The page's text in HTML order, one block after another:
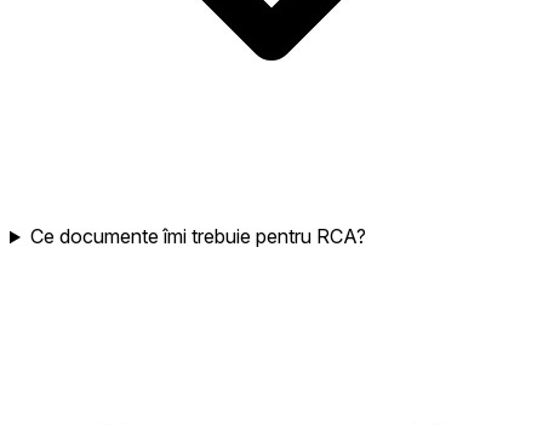
Ce documente îmi trebuie pentru RCA?